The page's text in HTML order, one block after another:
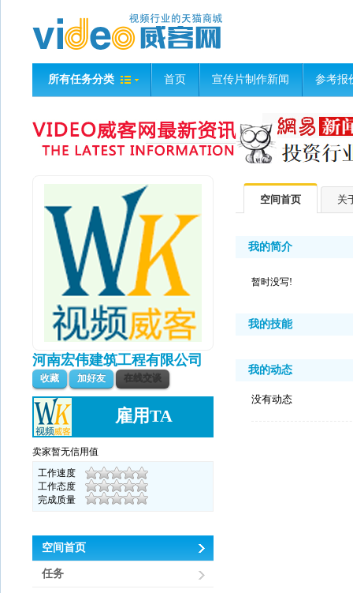
所有任务分类 首页 宣传片制作新闻 参考报
河南宏伟建筑工程有限公司
收藏 加好友 在线交谈
雇用TA
卖家暂无信用值
工作速度
工作态度
完成质量
空间首页
任务
空间首页 关
我的简介
暂时没写!
我的技能
我的动态
没有动态